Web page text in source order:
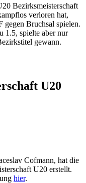
Bezirksmeisterschaft
verloren hat,
gegen Bruchsal spielen.
1.5, spielte aber nur
gewann.
U20
Cofmann, hat die
U20 erstellt.
hier.